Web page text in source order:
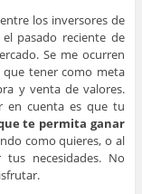
los inversores de
pasado reciente de
Se me ocurren
que tener como meta
y venta de valores.
en cuenta es que tu
te permita ganar
como quieres, o al
necesidades. No